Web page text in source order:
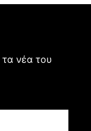
νέα του